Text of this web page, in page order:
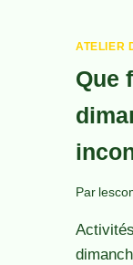
ATELIER
Que
Par